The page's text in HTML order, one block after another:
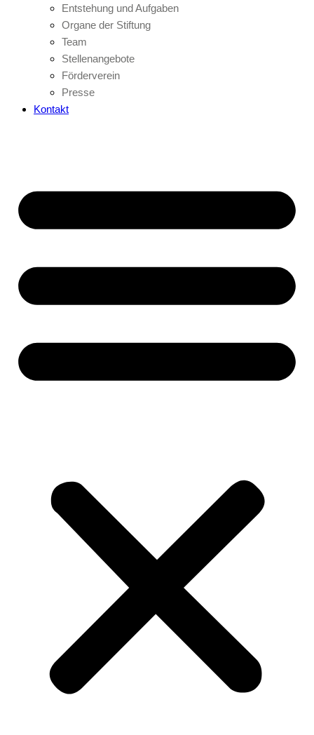
Entstehung und Aufgaben
Organe der Stiftung
Team
Stellenangebote
Förderverein
Presse
Kontakt